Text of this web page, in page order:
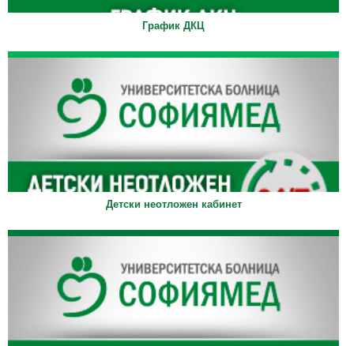
График ДКЦ
Детски неотложен кабинет